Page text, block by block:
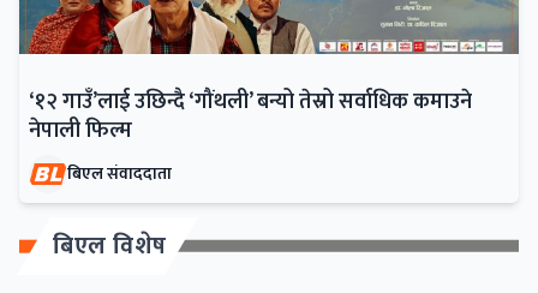
‘१२ गाउँ’लाई उछिन्दै ‘गौंथली’ बन्यो तेस्रो सर्वाधिक कमाउने
नेपाली फिल्म
बिएल संवाददाता
बिएल विशेष